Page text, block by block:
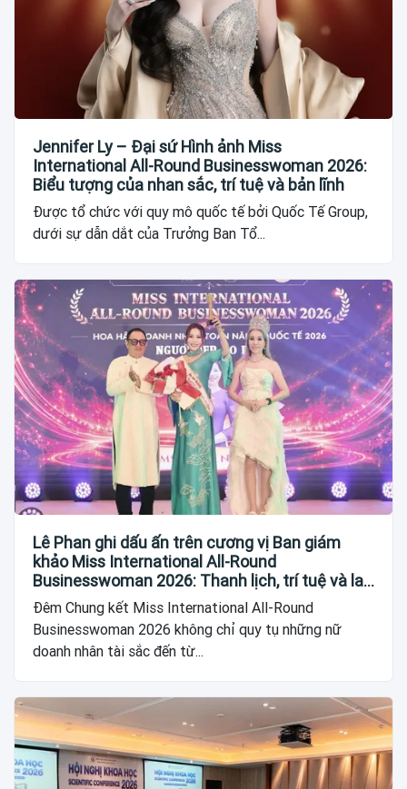
Jennifer Ly – Đại sứ Hình ảnh Miss
International All-Round Businesswoman 2026:
Biểu tượng của nhan sắc, trí tuệ và bản lĩnh
Được tổ chức với quy mô quốc tế bởi Quốc Tế Group,
dưới sự dẫn dắt của Trưởng Ban Tổ...
Lê Phan ghi dấu ấn trên cương vị Ban giám
khảo Miss International All-Round
Businesswoman 2026: Thanh lịch, trí tuệ và lan
tỏa giá trị của người phụ nữ hiện đại
Đêm Chung kết Miss International All-Round
Businesswoman 2026 không chỉ quy tụ những nữ
doanh nhân tài sắc đến từ...